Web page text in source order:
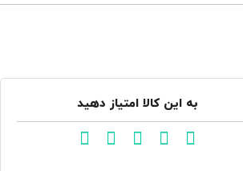
به این کالا امتیاز دهید